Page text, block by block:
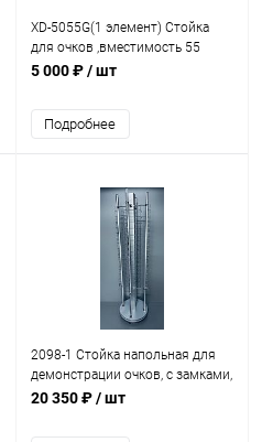
XD-5055G(1 элемент) Стойка
для очков ,вместимость 55
шт.,H=1170мм
5 000 ₽/ шт
Подробнее
2098-1 Стойка напольная для
демонстрации очков, с замками,
64 места
20 350 ₽/ шт